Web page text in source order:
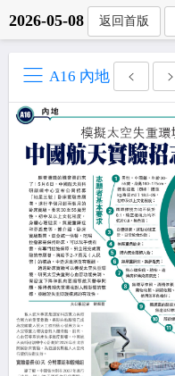
2026-05-08 返回首版
A16 內地